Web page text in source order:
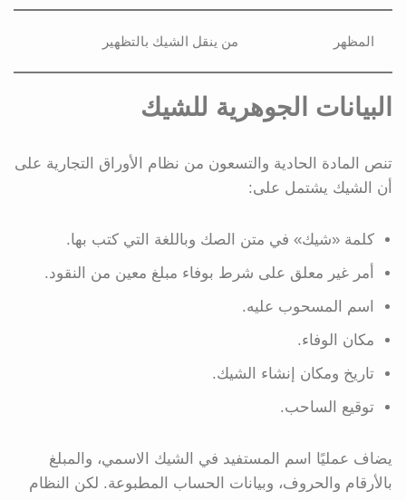
المظهر من ينقل الشيك بالتظهير
البيانات الجوهرية للشيك
تنص المادة الحادية والتسعون من نظام الأوراق التجارية على
أن الشيك يشتمل على:
كلمة «شيك» في متن الصك وباللغة التي كتب بها.
أمر غير معلق على شرط بوفاء مبلغ معين من النقود.
اسم المسحوب عليه.
مكان الوفاء.
تاريخ ومكان إنشاء الشيك.
توقيع الساحب.
يضاف عمليًا اسم المستفيد في الشيك الاسمي، والمبلغ
بالأرقام والحروف، وبيانات الحساب المطبوعة. لكن النظام